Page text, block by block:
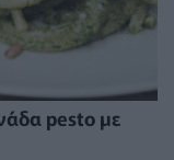
pesto με